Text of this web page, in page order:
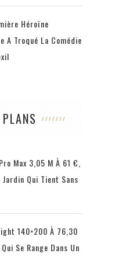
Héroïne
A Troqué La Comédie
Max 3,05 M À 61 €,
Qui Tient Sans
140×200 À 76,30
Se Range Dans Un